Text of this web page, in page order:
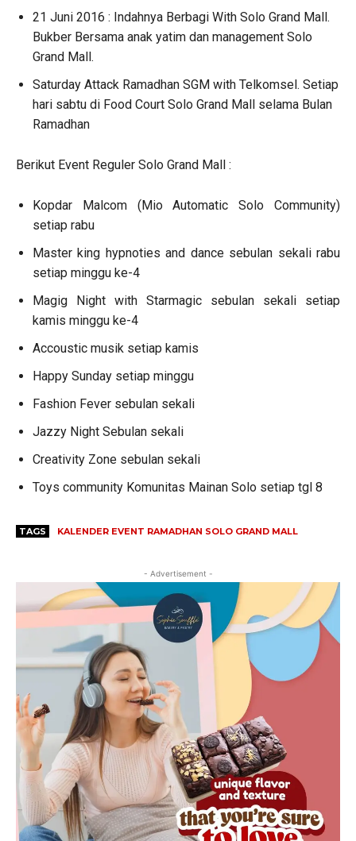
21 Juni 2016 : Indahnya Berbagi With Solo Grand Mall.
Bukber Bersama anak yatim dan management Solo
Grand Mall.
Saturday Attack Ramadhan SGM with Telkomsel. Setiap
hari sabtu di Food Court Solo Grand Mall selama Bulan
Ramadhan
Berikut Event Reguler Solo Grand Mall :
Kopdar Malcom (Mio Automatic Solo Community)
setiap rabu
Master king hypnoties and dance sebulan sekali rabu
setiap minggu ke-4
Magig Night with Starmagic sebulan sekali setiap
kamis minggu ke-4
Accoustic musik setiap kamis
Happy Sunday setiap minggu
Fashion Fever sebulan sekali
Jazzy Night Sebulan sekali
Creativity Zone sebulan sekali
Toys community Komunitas Mainan Solo setiap tgl 8
TAGS KALENDER EVENT RAMADHAN SOLO GRAND MALL
- Advertisement -